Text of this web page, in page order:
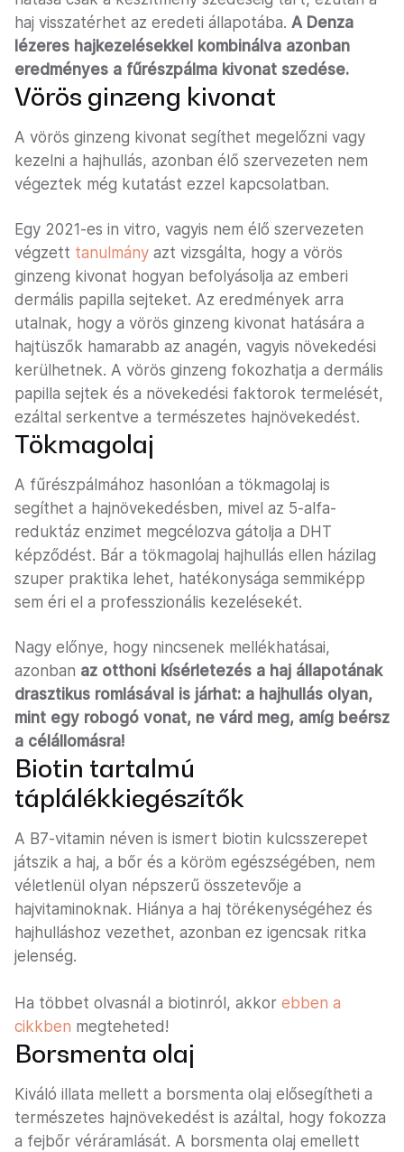
haj visszatérhet az eredeti állapotába. A Denza
lézeres hajkezelésekkel kombinálva azonban
eredményes a fűrészpálma kivonat szedése.
Vörös ginzeng kivonat
A vörös ginzeng kivonat segíthet megelőzni vagy
kezelni a hajhullás, azonban élő szervezeten nem
végeztek még kutatást ezzel kapcsolatban.
Egy 2021-es in vitro, vagyis nem élő szervezeten
végzett tanulmány azt vizsgálta, hogy a vörös
ginzeng kivonat hogyan befolyásolja az emberi
dermális papilla sejteket. Az eredmények arra
utalnak, hogy a vörös ginzeng kivonat hatására a
hajtüszők hamarabb az anagén, vagyis növekedési
kerülhetnek. A vörös ginzeng fokozhatja a dermális
papilla sejtek és a növekedési faktorok termelését,
ezáltal serkentve a természetes hajnövekedést.
Tökmagolaj
A fűrészpálmához hasonlóan a tökmagolaj is
segíthet a hajnövekedésben, mivel az 5-alfa-
reduktáz enzimet megcélozva gátolja a DHT
képződést. Bár a tökmagolaj hajhullás ellen házilag
szuper praktika lehet, hatékonysága semmiképp
sem éri el a professzionális kezelésekét.
Nagy előnye, hogy nincsenek mellékhatásai,
azonban az otthoni kísérletezés a haj állapotának
drasztikus romlásával is járhat: a hajhullás olyan,
mint egy robogó vonat, ne várd meg, amíg beérsz
a célállomásra!
Biotin tartalmú
táplálékkiegészítők
A B7-vitamin néven is ismert biotin kulcsszerepet
játszik a haj, a bőr és a köröm egészségében, nem
véletlenül olyan népszerű összetevője a
hajvitaminoknak. Hiánya a haj törékenységéhez és
hajhulláshoz vezethet, azonban ez igencsak ritka
jelenség.
Ha többet olvasnál a biotinról, akkor ebben a
cikkben megteheted!
Borsmenta olaj
Kiváló illata mellett a borsmenta olaj elősegítheti a
természetes hajnövekedést is azáltal, hogy fokozza
a fejbőr véráramlását. A borsmenta olaj emellett